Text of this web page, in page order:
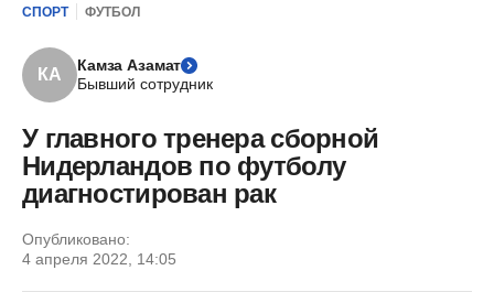
СПОРТ ФУТБОЛ
КА
Камза Азамат
Бывший сотрудник
У главного тренера сборной
Нидерландов по футболу
диагностирован рак
Опубликовано:
4 апреля 2022, 14:05